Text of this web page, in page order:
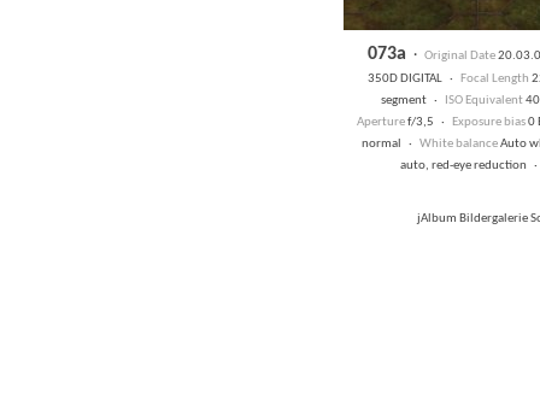
073a · Original Date
350D DIGITAL · Focal Length
segment ·
ISO Equivalent
Aperturef/3,5 · Exposure bias0
normal · White balanceAuto
auto, red-eye reduction
jAlbum Bildergalerie